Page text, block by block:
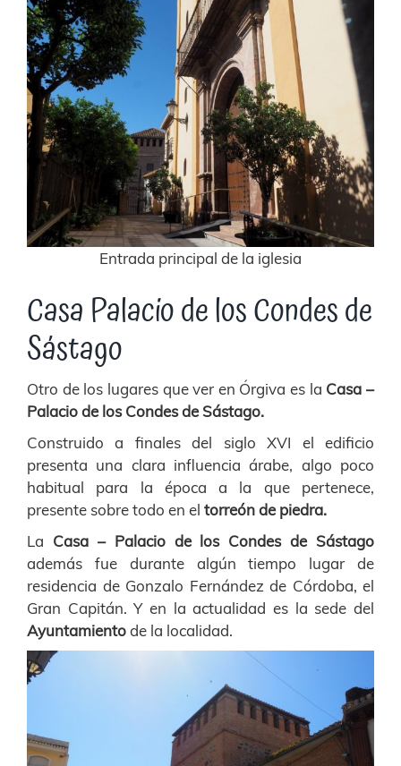
Entrada principal de la iglesia
Casa Palacio de los Condes de
Sástago
Otro de los lugares que ver en Órgiva es la Casa –
Palacio de los Condes de Sástago.
Construido a finales del siglo XVI el edificio
presenta una clara influencia árabe, algo poco
habitual para la época a la que pertenece,
presente sobre todo en el torreón de piedra.
La Casa – Palacio de los Condes de Sástago
además fue durante algún tiempo lugar de
residencia de Gonzalo Fernández de Córdoba, el
Gran Capitán. Y en la actualidad es la sede del
Ayuntamientode la localidad.